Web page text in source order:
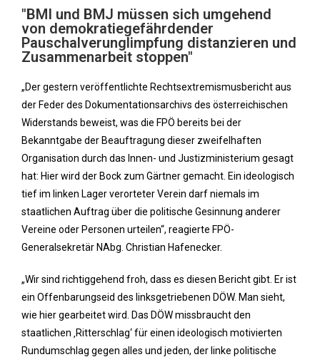
"BMI und BMJ müssen sich umgehend
von demokratiegefährdender
Pauschalverunglimpfung distanzieren und
Zusammenarbeit stoppen"
„Der gestern veröffentlichte Rechtsextremismusbericht aus
der Feder des Dokumentationsarchivs des österreichischen
Widerstands beweist, was die FPÖ bereits bei der
Bekanntgabe der Beauftragung dieser zweifelhaften
Organisation durch das Innen- und Justizministerium gesagt
hat: Hier wird der Bock zum Gärtner gemacht. Ein ideologisch
tief im linken Lager verorteter Verein darf niemals im
staatlichen Auftrag über die politische Gesinnung anderer
Vereine oder Personen urteilen“, reagierte FPÖ-
Generalsekretär NAbg. Christian Hafenecker.
„Wir sind richtiggehend froh, dass es diesen Bericht gibt. Er ist
ein Offenbarungseid des linksgetriebenen DÖW. Man sieht,
wie hier gearbeitet wird. Das DÖW missbraucht den
staatlichen ‚Ritterschlag‘ für einen ideologisch motivierten
Rundumschlag gegen alles und jeden, der linke politische